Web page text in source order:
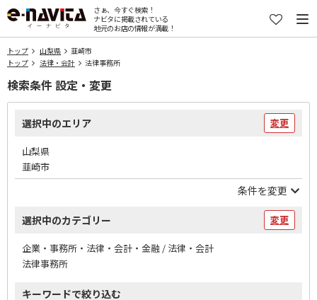
さぁ、今すぐ検索！
ナビタに掲載されている
地元のお店の情報が満載！
トップ 山梨県
韮崎市
トップ
法律・会計 法律事務所
検索条件 設定・変更
選択中のエリア 変更
山梨県
韮崎市
条件を変更
選択中のカテゴリー 変更
企業・事務所・法律・会計・金融 / 法律・会計
法律事務所
キーワードで絞り込む